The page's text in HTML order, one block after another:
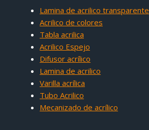
Lamina de acrilico transparente
Acrilico de colores
Tabla acrilica
Acrilico Espejo
Difusor acrílico
Lamina de acrilico
Varilla acrílica
Tubo Acrilico
Mecanizado de acrílico